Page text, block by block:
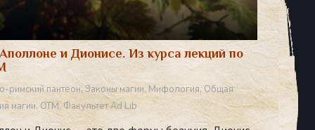
и Дионисе. Из курса лекций по
римский пантеон,Законы магии,Мифология,Общая
магии,ОТМ,Факультет Ad Lib